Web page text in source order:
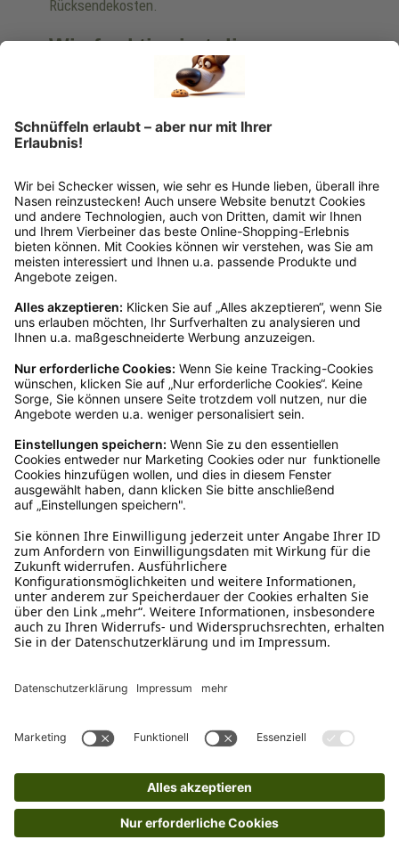
Rücksendekosten.
Wie funktioniert die
Rücksendung?
Bitte fülle das Rücksendeformular aus. Dieses
findest du online. Verpacke die Artikel
Rücksendeetikett auf das Paket. Dieses kannst du
dir in deinem Kundenkonto anfordern. Hast du als
Gast bestellt, schreibe uns eine Email an
verkauf@schecker.de oder rufe zu unseren
Servicezeiten an, dann lassen wir dir ein
Mo – Fr 9 – 17 Uhr, Sa 9 – 13 Uhr
Ruf uns an
Schreibe uns
verkauf@schecker.de
WhatsApp Support
Tritt unserem Newsletter bei
Mehr von uns